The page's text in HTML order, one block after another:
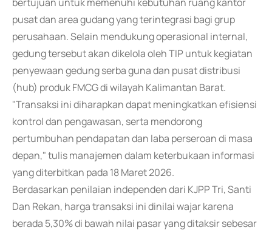
pusat dan area gudang yang terintegrasi bagi grup
perusahaan. Selain mendukung operasional internal,
gedung tersebut akan dikelola oleh TIP untuk kegiatan
penyewaan gedung serba guna dan pusat distribusi
(hub) produk FMCG di wilayah Kalimantan Barat.
"Transaksi ini diharapkan dapat meningkatkan efisiensi
kontrol dan pengawasan, serta mendorong
pertumbuhan pendapatan dan laba perseroan di masa
depan," tulis manajemen dalam keterbukaan informasi
yang diterbitkan pada 18 Maret 2026.
Berdasarkan penilaian independen dari KJPP Tri, Santi
Dan Rekan, harga transaksi ini dinilai wajar karena
berada 5,30% di bawah nilai pasar yang ditaksir sebesar